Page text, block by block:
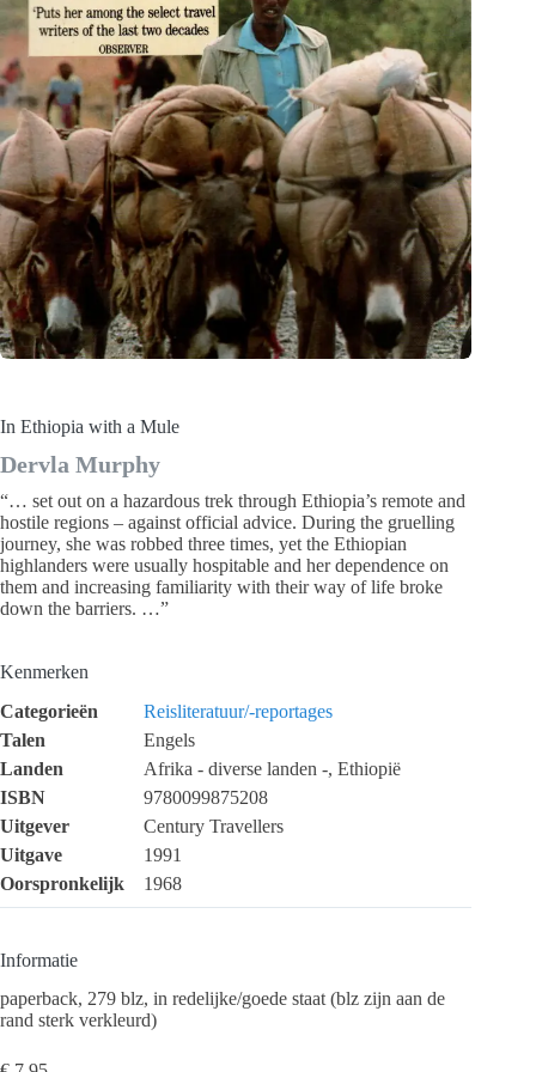
In Ethiopia with a Mule
Dervla Murphy
“… set out on a hazardous trek through Ethiopia’s remote and
hostile regions – against official advice. During the gruelling
journey, she was robbed three times, yet the Ethiopian
highlanders were usually hospitable and her dependence on
them and increasing familiarity with their way of life broke
down the barriers. …”
Kenmerken
Categorieën
Reisliteratuur/-reportages
Talen
Engels
Landen
Afrika - diverse landen -, Ethiopië
ISBN
9780099875208
Uitgever
Century Travellers
Uitgave
1991
Oorspronkelijk
1968
Informatie
paperback, 279 blz, in redelijke/goede staat (blz zijn aan de
rand sterk verkleurd)